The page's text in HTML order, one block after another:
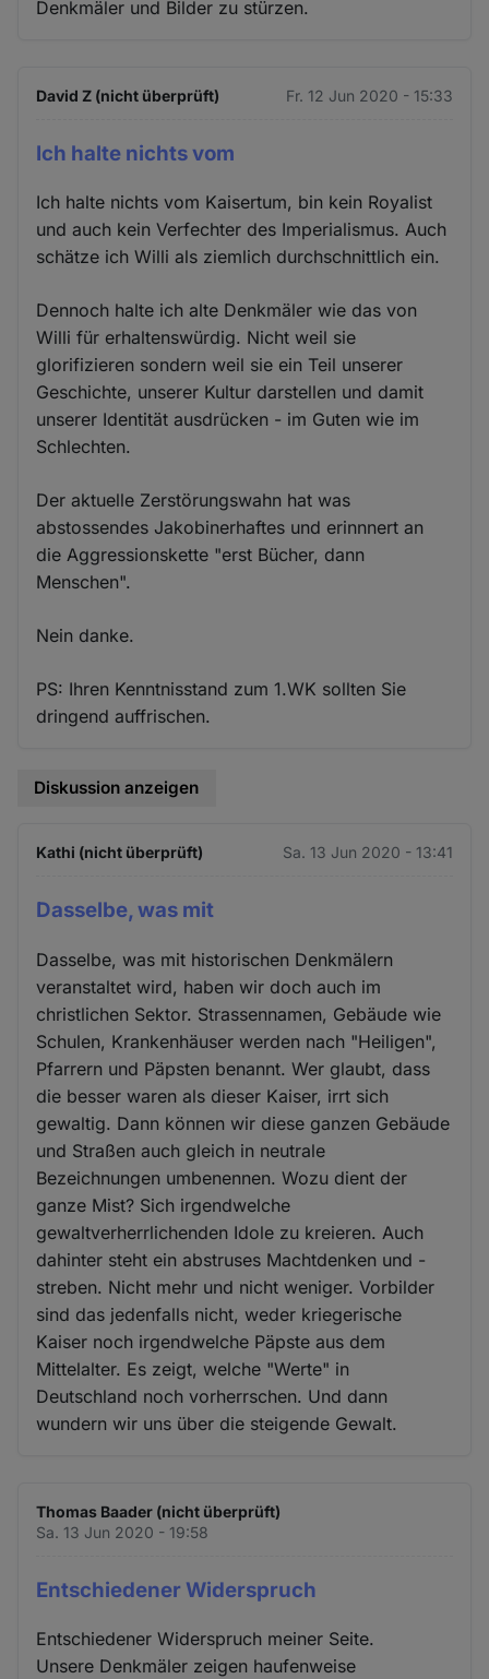
Denkmäler und Bilder zu stürzen.
David Z (nicht überprüft) Fr. 12 Jun 2020 - 15:33
Ich halte nichts vom
Ich halte nichts vom Kaisertum, bin kein Royalist
und auch kein Verfechter des Imperialismus. Auch
schätze ich Willi als ziemlich durchschnittlich ein.
Dennoch halte ich alte Denkmäler wie das von
Willi für erhaltenswürdig. Nicht weil sie
glorifizieren sondern weil sie ein Teil unserer
Geschichte, unserer Kultur darstellen und damit
unserer Identität ausdrücken - im Guten wie im
Schlechten.
Der aktuelle Zerstörungswahn hat was
abstossendes Jakobinerhaftes und erinnnert an
die Aggressionskette "erst Bücher, dann
Menschen".
Nein danke.
PS: Ihren Kenntnisstand zum 1.WK sollten Sie
dringend auffrischen.
Diskussion anzeigen
Kathi (nicht überprüft) Sa. 13 Jun 2020 - 13:41
Dasselbe, was mit
Dasselbe, was mit historischen Denkmälern
veranstaltet wird, haben wir doch auch im
christlichen Sektor. Strassennamen, Gebäude wie
Schulen, Krankenhäuser werden nach "Heiligen",
Pfarrern und Päpsten benannt. Wer glaubt, dass
die besser waren als dieser Kaiser, irrt sich
gewaltig. Dann können wir diese ganzen Gebäude
und Straßen auch gleich in neutrale
Bezeichnungen umbenennen. Wozu dient der
ganze Mist? Sich irgendwelche
gewaltverherrlichenden Idole zu kreieren. Auch
dahinter steht ein abstruses Machtdenken und -
streben. Nicht mehr und nicht weniger. Vorbilder
sind das jedenfalls nicht, weder kriegerische
Kaiser noch irgendwelche Päpste aus dem
Mittelalter. Es zeigt, welche "Werte" in
Deutschland noch vorherrschen. Und dann
wundern wir uns über die steigende Gewalt.
Thomas Baader (nicht überprüft)
Sa. 13 Jun 2020 - 19:58
Entschiedener Widerspruch
Entschiedener Widerspruch meiner Seite.
Unsere Denkmäler zeigen haufenweise